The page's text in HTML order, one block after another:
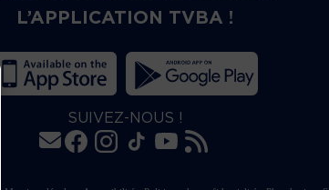
L’APPLICATION TVBA !
SUIVEZ-NOUS !